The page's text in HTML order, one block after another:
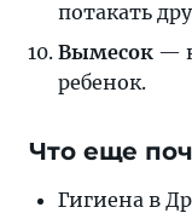
потакать
Вымесок —
ребенок.
Что еще
Гигиена в